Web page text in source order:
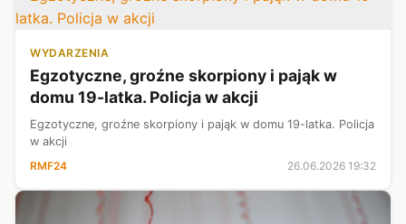
WYDARZENIA
Egzotyczne, groźne skorpiony i pająk w
domu 19-latka. Policja w akcji
Egzotyczne, groźne skorpiony i pająk w domu 19-latka. Policja
w akcji
RMF24
26.06.2026 19:32